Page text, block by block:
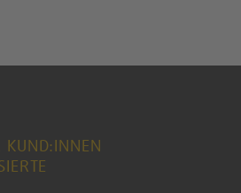
KUND:INNEN